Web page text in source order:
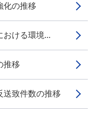
化の推移
ける環境...
推移
致件数の推移